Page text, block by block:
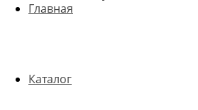
Главная
Каталог